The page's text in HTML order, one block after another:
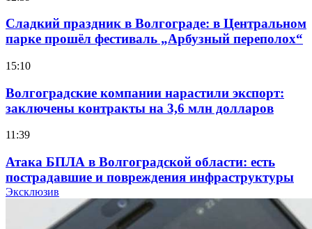
Сладкий праздник в Волгограде: в Центральном
парке прошёл фестиваль „Арбузный переполох“
15:10
Волгоградские компании нарастили экспорт:
заключены контракты на 3,6 млн долларов
11:39
Атака БПЛА в Волгоградской области: есть
пострадавшие и повреждения инфраструктуры
Эксклюзив